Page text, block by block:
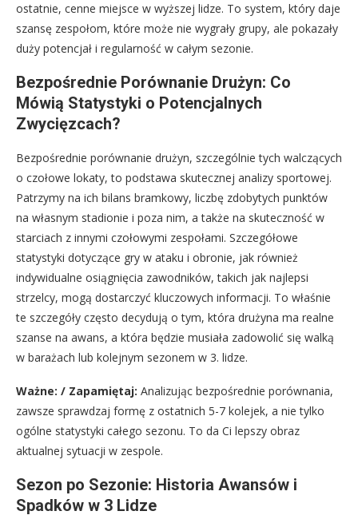
ostatnie, cenne miejsce w wyższej lidze. To system, który daje
szansę zespołom, które może nie wygrały grupy, ale pokazały
duży potencjał i regularność w całym sezonie.
Bezpośrednie Porównanie Drużyn: Co
Mówią Statystyki o Potencjalnych
Zwycięzcach?
Bezpośrednie porównanie drużyn, szczególnie tych walczących
o czołowe lokaty, to podstawa skutecznej analizy sportowej.
Patrzymy na ich bilans bramkowy, liczbę zdobytych punktów
na własnym stadionie i poza nim, a także na skuteczność w
starciach z innymi czołowymi zespołami. Szczegółowe
statystyki dotyczące gry w ataku i obronie, jak również
indywidualne osiągnięcia zawodników, takich jak najlepsi
strzelcy, mogą dostarczyć kluczowych informacji. To właśnie
te szczegóły często decydują o tym, która drużyna ma realne
szanse na awans, a która będzie musiała zadowolić się walką
w barażach lub kolejnym sezonem w 3. lidze.
Ważne: / Zapamiętaj: Analizując bezpośrednie porównania,
zawsze sprawdzaj formę z ostatnich 5-7 kolejek, a nie tylko
ogólne statystyki całego sezonu. To da Ci lepszy obraz
aktualnej sytuacji w zespole.
Sezon po Sezonie: Historia Awansów i
Spadków w 3 Lidze